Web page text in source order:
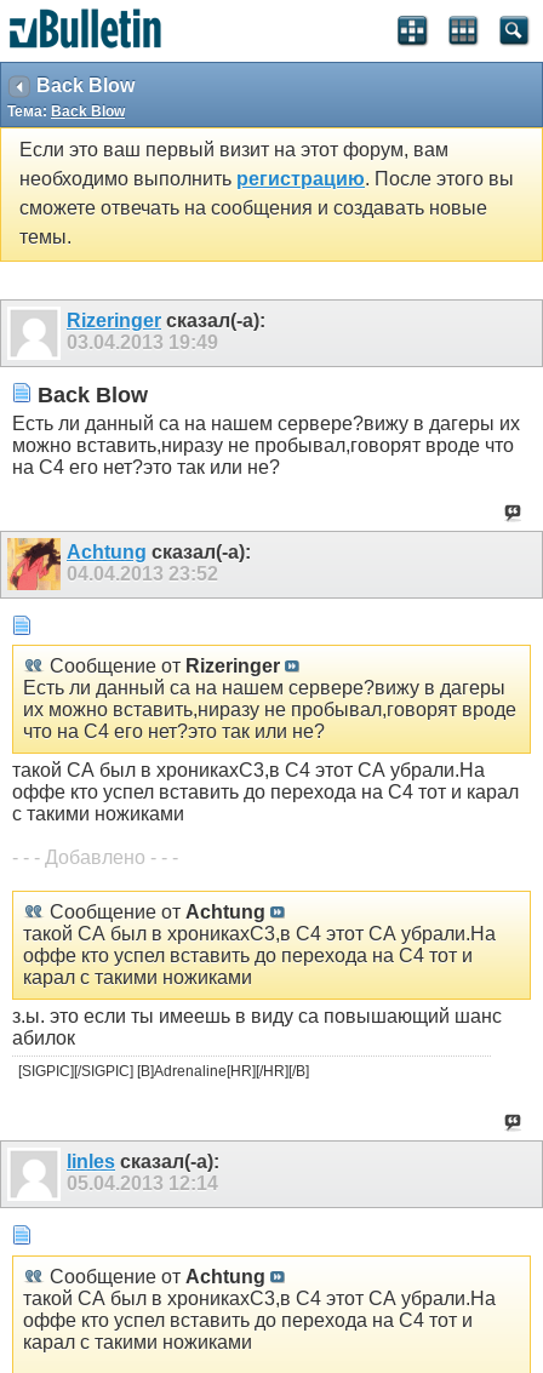
Back Blow
Тема: Back Blow
Если это ваш первый визит на этот форум, вам
необходимо выполнить регистрацию. После этого вы
сможете отвечать на сообщения и создавать новые
темы.
Rizeringer сказал(-а):
03.04.2013 19:49
Back Blow
Есть ли данный са на нашем сервере?вижу в дагеры их
можно вставить,ниразу не пробывал,говорят вроде что
на С4 его нет?это так или не?
Achtung сказал(-а):
04.04.2013 23:52
Сообщение от Rizeringer
Есть ли данный са на нашем сервере?вижу в дагеры
их можно вставить,ниразу не пробывал,говорят вроде
что на С4 его нет?это так или не?
такой СА был в хроникахС3,в С4 этот СА убрали.На
оффе кто успел вставить до перехода на С4 тот и карал
с такими ножиками
- - - Добавлено - - -
Сообщение от Achtung
такой СА был в хроникахС3,в С4 этот СА убрали.На
оффе кто успел вставить до перехода на С4 тот и
карал с такими ножиками
з.ы. это если ты имеешь в виду са повышающий шанс
абилок
[SIGPIC][/SIGPIC] [B]Adrenaline[HR][/HR][/B]
linles сказал(-а):
05.04.2013 12:14
Сообщение от Achtung
такой СА был в хроникахС3,в С4 этот СА убрали.На
оффе кто успел вставить до перехода на С4 тот и
карал с такими ножиками